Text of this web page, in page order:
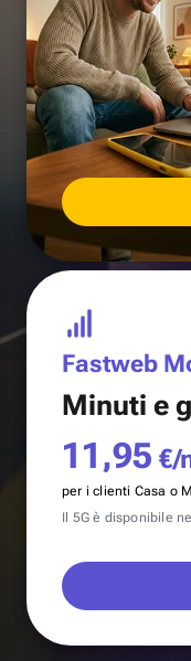
Fastweb
Minuti e
11,95 €/
per i clienti Casa o
Il 5G è disponibile